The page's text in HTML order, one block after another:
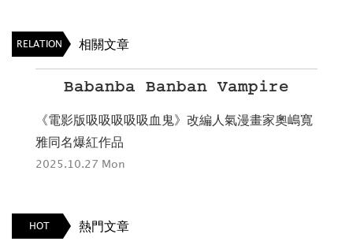
RELATION 相關文章
Babanba Banban Vampire
《電影版吸吸吸吸吸血鬼》改編人氣漫畫家奧嶋寬
雅同名爆紅作品
2025.10.27 Mon
HOT 熱門文章